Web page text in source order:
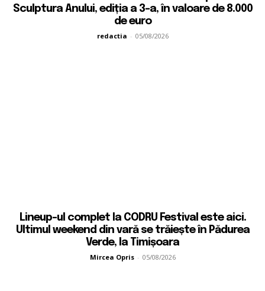
Sculptura Anului, ediția a 3-a, în valoare de 8.000
de euro
redactia - 05/08/2026
Lineup-ul complet la CODRU Festival este aici.
Ultimul weekend din vară se trăiește în Pădurea
Verde, la Timișoara
Mircea Opris - 05/08/2026